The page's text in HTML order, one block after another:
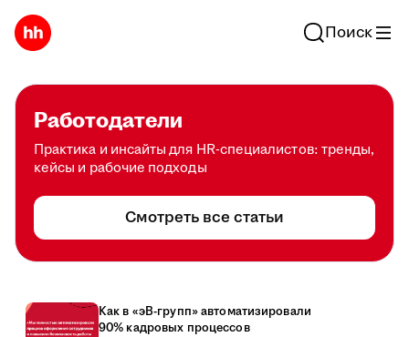
Поиск
Работодатели
Практика и инсайты для HR-специалистов: тренды,
кейсы и рабочие подходы
Смотреть все статьи
Как в «эВ-групп» автоматизировали
90% кадровых процессов